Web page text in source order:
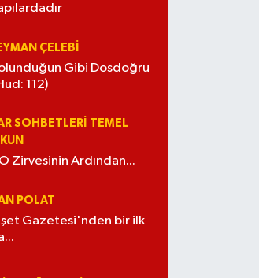
ÇELEBI
Gibi Dosdoğru
112)
SOHBETLERI TEMEL
Zirvesinin Ardından...
POLAT
Gazetesi'nden bir ilk